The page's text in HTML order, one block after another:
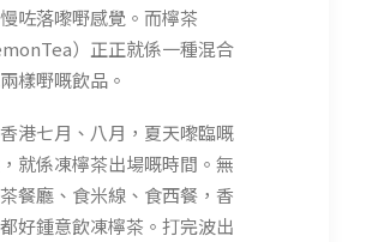
咗落嚟嘢感覺。而檸茶
）正正就係一種混合
樣嘢嘅飲品。
港七月、八月，夏天嚟臨嘅
就係凍檸茶出場嘅時間。無
餐廳、食米線、食西餐，香
好鍾意飲凍檸茶。打完波出